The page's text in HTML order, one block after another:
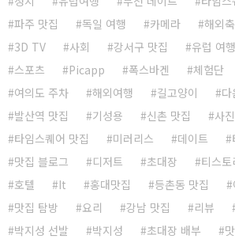
파주 맛집
독일 여행 카메라 해외
3D TV
사회 강서구 맛집 유럽 여행
스포츠
Picapp 폭스바겐 체험단
여의도 주차
해외여행 길고양이
다
발산역 맛집
기성용 신촌 맛집 사진
타임스퀘어 맛집
미러리스 데이트
맛집 블로그
디저트 초대장 티스
호텔
It 홍대맛집 등촌동 맛집
맛집 탐방
요리 강남 맛집 리뷰
박지성 선발
박지성 초대장 배부